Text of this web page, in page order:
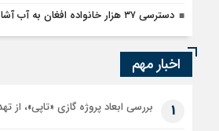
دسترسی ۳۷ هزار خانواده افغان به آب آشامیدنی در سال ۲۰۲۴
اخبار مهم
1 بررسی ابعاد پروژه گازی «تاپی»، از